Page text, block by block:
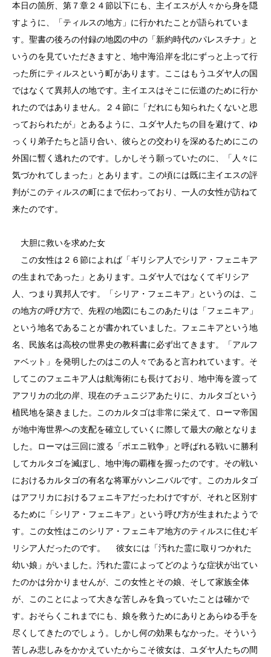
本日の箇所、第７章２４節以下にも、主イエスが人々から身を隠
すように、「ティルスの地方」に行かれたことが語られていま
す。聖書の後ろの付録の地図の中の「新約時代のパレスチナ」と
いうのを見ていただきますと、地中海沿岸を北にずっと上って行
った所にティルスという町があります。ここはもうユダヤ人の国
ではなくて異邦人の地です。主イエスはそこに伝道のために行か
れたのではありません。２４節に「だれにも知られたくないと思
っておられたが」とあるように、ユダヤ人たちの目を避けて、ゆ
っくり弟子たちと語り合い、彼らとの交わりを深めるためにこの
外国に暫く逃れたのです。しかしそう願っていたのに、「人々に
気づかれてしまった」とあります。この頃には既に主イエスの評
判がこのティルスの町にまで伝わっており、一人の女性が訪ねて
来たのです。
大胆に救いを求めた女
この女性は２６節によれば「ギリシア人でシリア・フェニキア
の生まれであった」とあります。ユダヤ人ではなくてギリシア
人、つまり異邦人です。「シリア・フェニキア」というのは、こ
の地方の呼び方で、先程の地図にもこのあたりは「フェニキア」
という地名であることが書かれていました。フェニキアという地
名、民族名は高校の世界史の教科書に必ず出てきます。「アルフ
ァベット」を発明したのはこの人々であると言われています。そ
してこのフェニキア人は航海術にも長けており、地中海を渡って
アフリカの北の岸、現在のチュニジアあたりに、カルタゴという
植民地を築きました。このカルタゴは非常に栄えて、ローマ帝国
が地中海世界への支配を確立していくに際して最大の敵となりま
した。ローマは三回に渡る「ポエニ戦争」と呼ばれる戦いに勝利
してカルタゴを滅ぼし、地中海の覇権を握ったのです。その戦い
におけるカルタゴの有名な将軍がハンニバルです。このカルタゴ
はアフリカにおけるフェニキアだったわけですが、それと区別す
るために「シリア・フェニキア」という呼び方が生まれたようで
す。この女性はこのシリア・フェニキア地方のティルスに住むギ
リシア人だったのです。 彼女には「汚れた霊に取りつかれた
幼い娘」がいました。汚れた霊によってどのような症状が出てい
たのかは分かりませんが、この女性とその娘、そして家族全体
が、このことによって大きな苦しみを負っていたことは確かで
す。おそらくこれまでにも、娘を救うためにありとあらゆる手を
尽くしてきたのでしょう。しかし何の効果もなかった。そういう
苦しみ悲しみをかかえていたからこそ彼女は、ユダヤ人たちの間